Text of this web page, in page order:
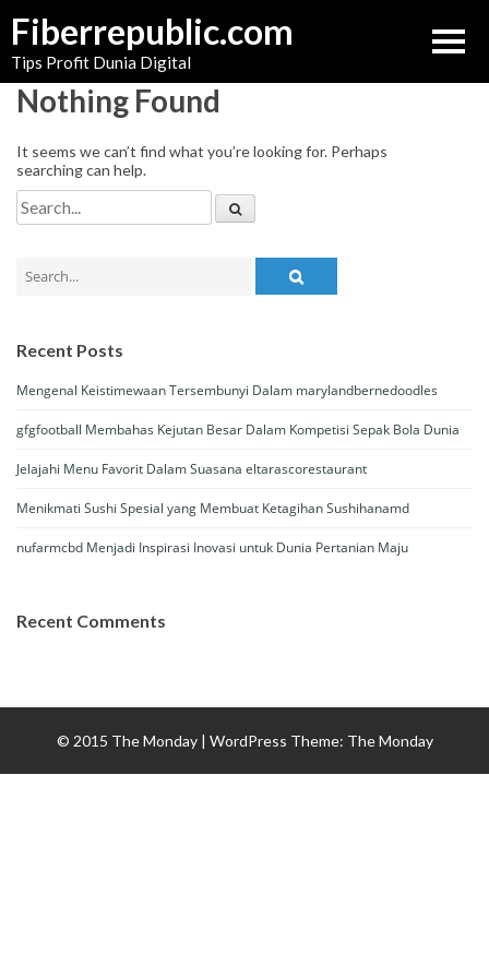
content
Fiberrepublic.com
Tips Profit Dunia Digital
Nothing Found
It seems we can’t find what you’re looking for. Perhaps
searching can help.
Search
for:
for:
Recent Posts
Mengenal Keistimewaan Tersembunyi Dalam marylandbernedoodles
gfgfootball Membahas Kejutan Besar Dalam Kompetisi Sepak Bola Dunia
Jelajahi Menu Favorit Dalam Suasana eltarascorestaurant
Menikmati Sushi Spesial yang Membuat Ketagihan Sushihanamd
nufarmcbd Menjadi Inspirasi Inovasi untuk Dunia Pertanian Maju
Recent Comments
© 2015 The Monday | WordPress Theme: The Monday